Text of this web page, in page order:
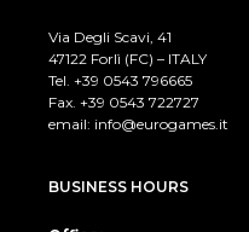
Via Degli Scavi, 41
47122 Forlì (FC) – ITALY
Tel. +39 0543 796665
Fax. +39 0543 722727
email: info@eurogames.it
BUSINESS HOURS